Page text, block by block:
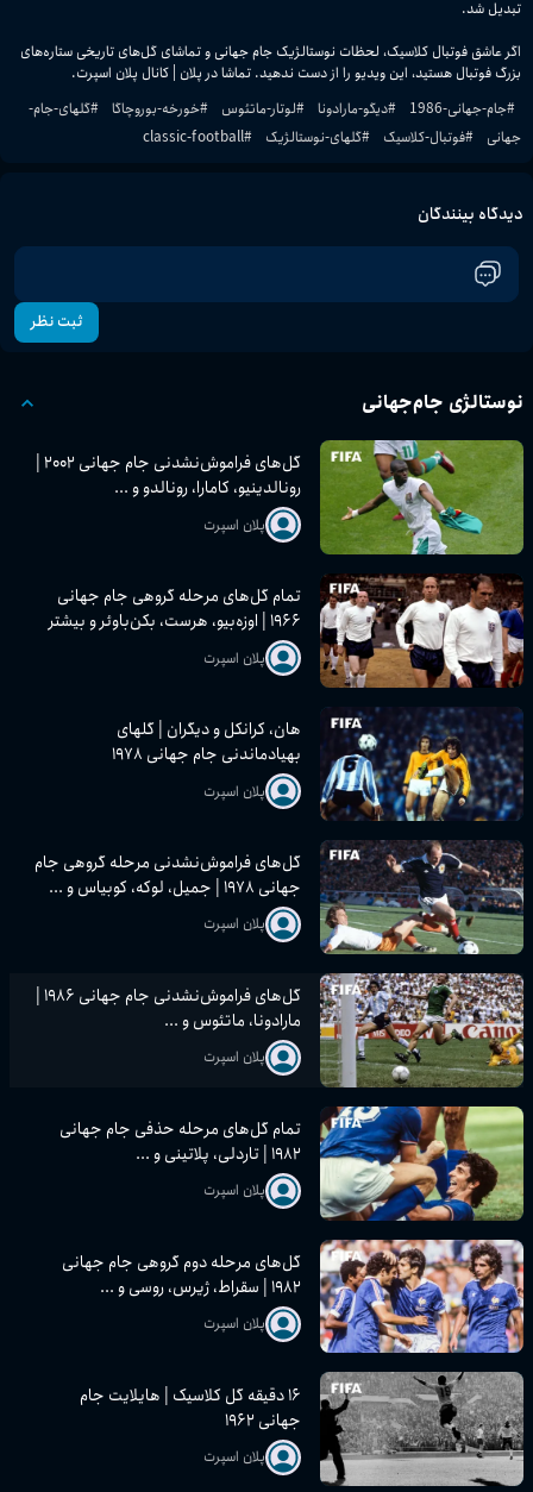
اگر عاشق فوتبال کلاسیک، لحظات نوستالژیک جام جهانی و تماشای گل‌های تاریخی ستاره‌های
بزرگ فوتبال هستید، این ویدیو را از دست ندهید. تماشا در پلان | کانال پلان اسپرت.
#جام-جهانی-1986 #دیگو-مارادونا #لوتار-ماتئوس #خورخه-بوروچاگا #گلهای-جام-
جهانی
#فوتبال-کلاسیک #گلهای-نوستالژیک #
classic-football
دیدگاه بینندگان
ثبت نظر
نوستالژی جام‌جهانی
گل‌های فراموش‌نشدنی جام جهانی ۲۰۰۲ |
رونالدینیو، کامارا، رونالدو و ...
پلان اسپرت
تمام گل‌های مرحله گروهی جام جهانی
۱۹۶۶ | اوزه‌بیو، هرست، بکن‌باوئر و بیشتر
پلان اسپرت
هان، کرانکل و دیگران | گلهای
بهیادماندنی جام جهانی ۱۹۷۸
پلان اسپرت
گل‌های فراموش‌نشدنی مرحله گروهی جام
جهانی ۱۹۷۸ | جمیل، لوکه، کوبیاس و ...
پلان اسپرت
گل‌های فراموش‌نشدنی جام جهانی ۱۹۸۶ |
مارادونا، ماتئوس و ...
پلان اسپرت
تمام گل‌های مرحله حذفی جام جهانی
۱۹۸۲ | تاردلی، پلاتینی و ...
پلان اسپرت
گل‌های مرحله دوم گروهی جام جهانی
۱۹۸۲ | سقراط، ژیرس، روسی و ...
پلان اسپرت
۱۶ دقیقه گل کلاسیک | هایلایت جام
جهانی ۱۹۶۲
پلان اسپرت